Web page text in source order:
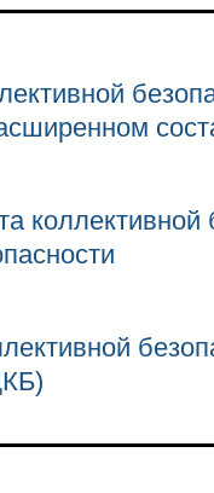
коллективной